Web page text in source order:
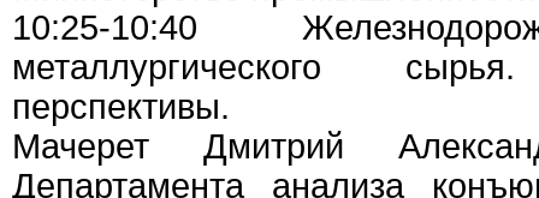
10:25-10:40
металлургического
перспективы.
Мачерет Дмитрий
Департамента анализа